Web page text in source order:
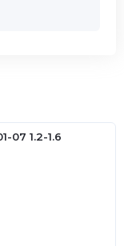
07 1.2-1.6